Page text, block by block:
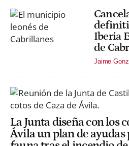
Iberia
de
Jaime
La Junta diseña con los
Ávila un plan de